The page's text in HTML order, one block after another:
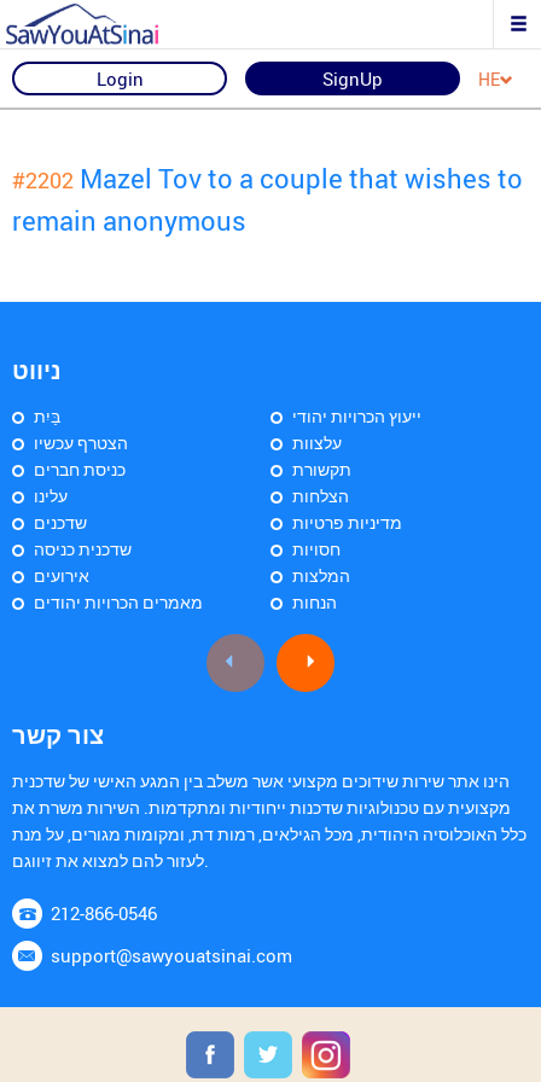
Login SignUp HE
#2202 Mazel Tov to a couple that wishes to
remain anonymous
ניווט
בַּיִת
הצטרף עכשיו
כניסת חברים
עלינו
שדכנים
שדכנית כניסה
אירועים
מאמרים הכרויות יהודים
ייעוץ הכרויות יהודי
עלצוות
תקשורת
הצלחות
מדיניות פרטיות
חסויות
המלצות
הנחות
צור קשר
הינו אתר שירות שידוכים מקצועי אשר משלב בין המגע האישי של שדכנית
מקצועית עם טכנולוגיות שדכנות ייחודיות ומתקדמות. השירות משרת את
כלל האוכלוסיה היהודית, מכל הגילאים, רמות דת, ומקומות מגורים, על מנת
לעזור להם למצוא את זיווגם.
212-866-0546
support@sawyouatsinai.com